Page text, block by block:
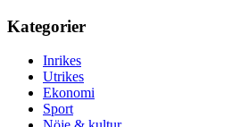
Kategorier
Inrikes
Utrikes
Ekonomi
Sport